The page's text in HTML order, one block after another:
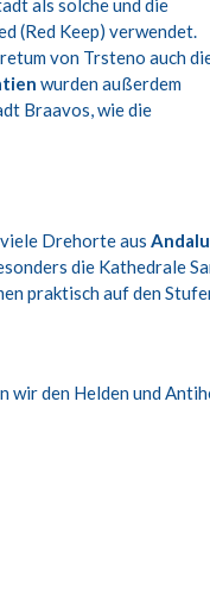
als solche und die
(Red Keep) verwendet.
von Trsteno auch
wurden außerdem
Braavos, wie die
Drehorte aus
die Kathedrale
praktisch auf den
den Helden und